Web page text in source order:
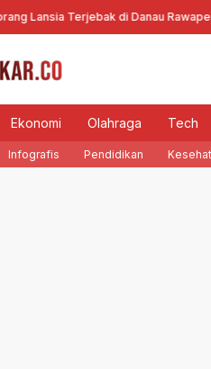
Terjebak di Danau Rawapening
Ekonomi Olahraga Tech
Infografis Pendidikan